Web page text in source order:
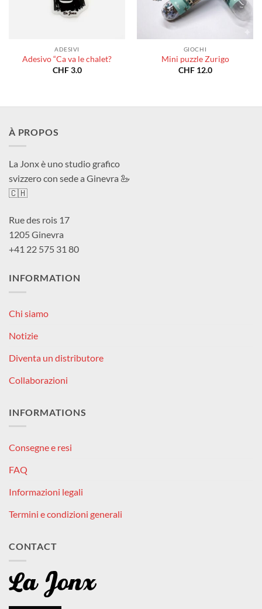
ADESIVI
Adesivo “Ca va le chalet?
CHF3.0
GIOCHI
Mini puzzle Zurigo
CHF12.0
À PROPOS
La Jonx è uno studio grafico
svizzero con sede a Ginevra 🦢
🇨🇭
Rue des rois 17
1205 Ginevra
+41 22 575 31 80
INFORMATION
Chi siamo
Notizie
Diventa un distributore
Collaborazioni
INFORMATIONS
Consegne e resi
FAQ
Informazioni legali
Termini e condizioni generali
CONTACT